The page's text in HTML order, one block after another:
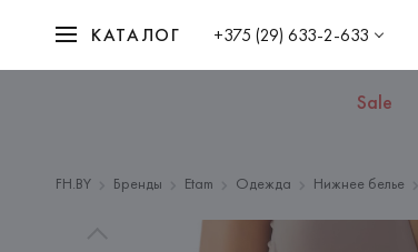
КАТАЛОГ +375 (29) 633-2-633
Sale
FH.BY Бренды Etam Одежда Нижнее белье